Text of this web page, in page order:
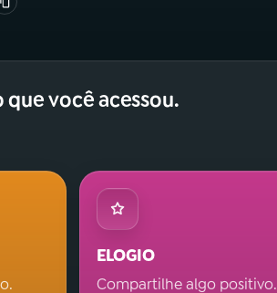
você acessou.
ELOGIO
Compartilhe algo positivo.